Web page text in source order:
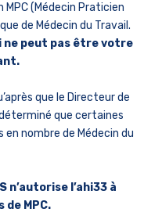
(Médecin Praticien
de Médecin du Travail.
ne peut pas être votre
que le Directeur de
déterminé que certaines
nombre de Médecin du
n’autorise l’ahi33 à
MPC.